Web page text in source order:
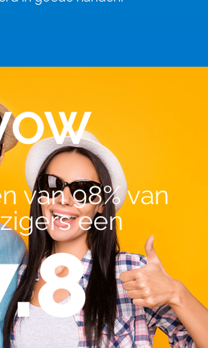
van 98% van
een